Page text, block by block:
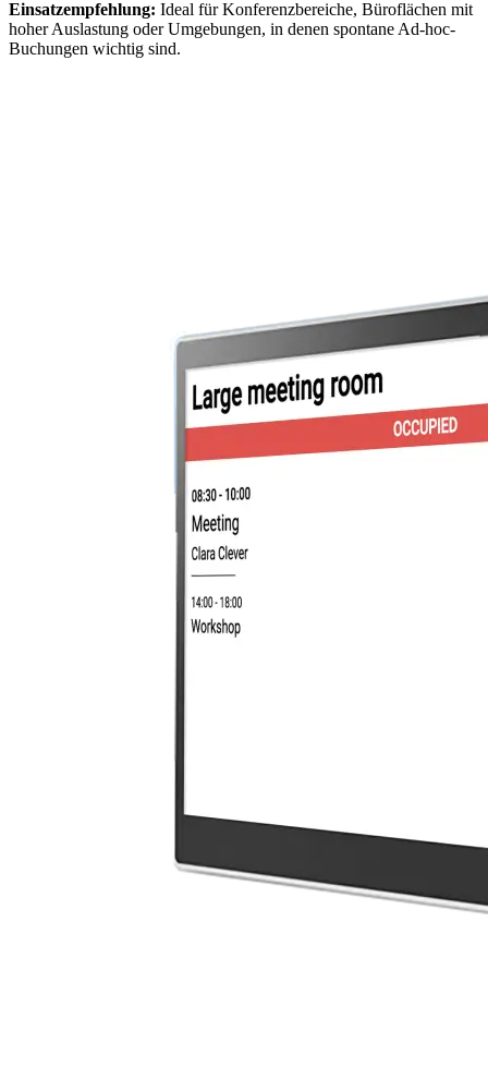
Einsatzempfehlung: Ideal für Konferenzbereiche, Büroflächen mit
hoher Auslastung oder Umgebungen, in denen spontane Ad-hoc-
Buchungen wichtig sind.